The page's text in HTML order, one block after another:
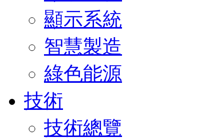
顯示系統
智慧製造
綠色能源
技術
技術總覽